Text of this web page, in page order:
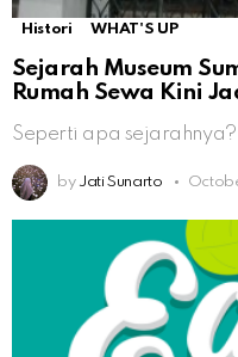
Histori WHAT'S UP
Sejarah Museum
Rumah Sewa Kini
Seperti apa sejarahnya?
by Jati Sunarto